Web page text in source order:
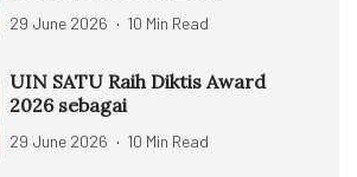
29 June 2026 10 Min Read
UIN SATU Raih Diktis Award
2026 sebagai
29 June 2026 10 Min Read